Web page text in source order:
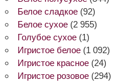
Белое сладкое (92)
Белое сухое (2 955)
Голубое сухое (1)
Игристое белое (1 092)
Игристое красное (24)
Игристое розовое (294)